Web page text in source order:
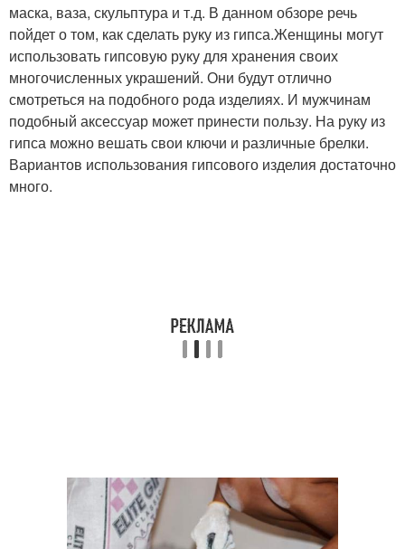
маска, ваза, скульптура и т.д. В данном обзоре речь
пойдет о том, как сделать руку из гипса.Женщины могут
использовать гипсовую руку для хранения своих
многочисленных украшений. Они будут отлично
смотреться на подобного рода изделиях. И мужчинам
подобный аксессуар может принести пользу. На руку из
гипса можно вешать свои ключи и различные брелки.
Вариантов использования гипсового изделия достаточно
много.